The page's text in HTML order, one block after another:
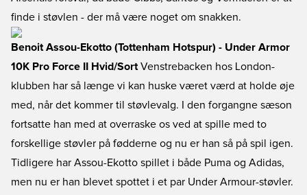
finde i støvlen - der må være noget om snakken.
Benoit Assou-Ekotto (Tottenham Hotspur) - Under Armor
10K Pro Force II Hvid/Sort Venstrebacken hos London-
klubben har så længe vi kan huske været værd at holde øje
med, når det kommer til støvlevalg. I den forgangne sæson
fortsatte han med at overraske os ved at spille med to
forskellige støvler på fødderne og nu er han så på spil igen.
Tidligere har Assou-Ekotto spillet i både Puma og Adidas,
men nu er han blevet spottet i et par Under Armour-støvler.